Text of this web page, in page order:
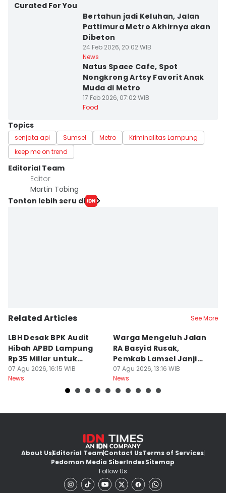
Curated For You
Bertahun jadi Keluhan, Jalan
Pattimura Metro Akhirnya akan
Dibeton
24 Feb 2026, 20:02 WIB
News
Natus Space Cafe, Spot
Nongkrong Artsy Favorit Anak
Muda di Metro
17 Feb 2026, 07:02 WIB
Food
Topics
senjata api Sumsel Metro
Kriminalitas Lampung
keep me on trend
Editorial Team
Editor
Martin Tobing
Tonton lebih seru di
Related Articles See More
LBH Desak BPK Audit
Hibah APBD Lampung
Rp35 Miliar untuk
Kejaksaan
07 Agu 2026, 16:15 WIB
News
Warga Mengeluh Jalan
RA Basyid Rusak,
Pemkab Lamsel Janji
Segera Perbaiki
07 Agu 2026, 13:16 WIB
News
About UsEditorial TeamContact UsTerms of Services
Pedoman Media SiberIndexSitemap
Follow Us